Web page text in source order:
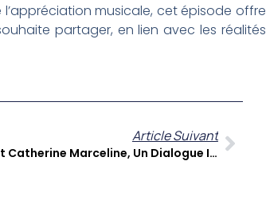
musicale, cet épisode offre
partager, en lien avec les réalités
Article Suivant
Elle Et Moi : Danielle Et Catherine Marceline, Un Dialogue Intime Mère-Fille